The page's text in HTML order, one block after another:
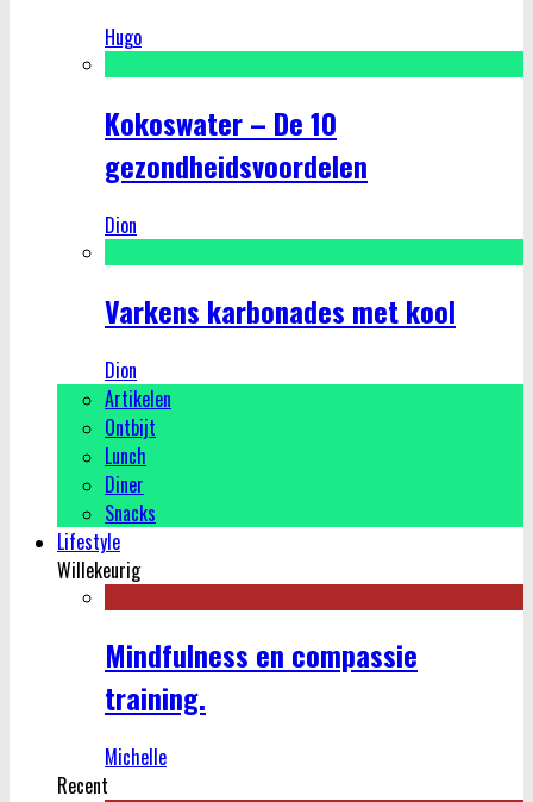
Hugo
Kokoswater – De 10
gezondheidsvoordelen
Dion
Varkens karbonades met kool
Dion
Artikelen
Ontbijt
Lunch
Diner
Snacks
Lifestyle
Willekeurig
Mindfulness en compassie
training.
Michelle
Recent